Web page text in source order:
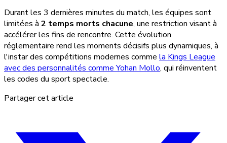
Durant les 3 dernières minutes du match, les équipes sont
limitées à 2 temps morts chacune, une restriction visant à
accélérer les fins de rencontre. Cette évolution
réglementaire rend les moments décisifs plus dynamiques, à
l'instar des compétitions modernes comme la Kings League
avec des personnalités comme Yohan Mollo, qui réinventent
les codes du sport spectacle.
Partager cet article